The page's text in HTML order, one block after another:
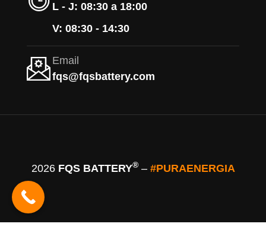
L - J: 08:30 a 18:00
V: 08:30 - 14:30
Email
fqs@fqsbattery.com
2026 FQS BATTERY®– #PURAENERGIA